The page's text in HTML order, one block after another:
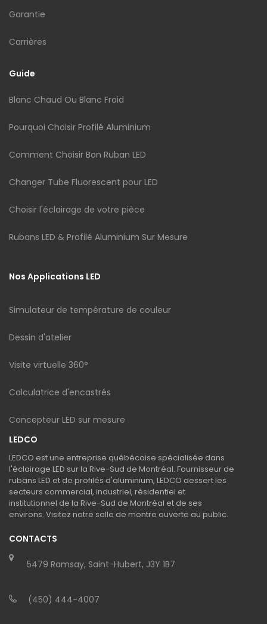
Garantie
Carrières
Guide
Blanc Chaud Ou Blanc Froid
Pourquoi Choisir Profilé Aluminium
Comment Choisir Bon Ruban LED
Changer Tube Fluorescent pour LED
Choisir l'éclairage de votre pièce
Rubans LED & Profilé Aluminium Sur Mesure
Nos Applications LED
Simulateur de température de couleur
Dessin d'atelier
Visite virtuelle 360°
Calculatrice d'encastrés
Concepteur LED sur mesure
LEDCO
LEDCO est une entreprise québécoise spécialisée dans
l'éclairage LED sur la Rive-Sud de Montréal. Fournisseur de
rubans LED et de profilés d'aluminium, LEDCO dessert les
secteurs commercial, industriel, résidentiel et
institutionnel de la Rive-Sud de Montréal et de ses
environs. Visitez notre salle de montre ouverte au public.
CONTACTS
5479 Ramsay, Saint-Hubert, J3Y 1B7
(450) 444-4007